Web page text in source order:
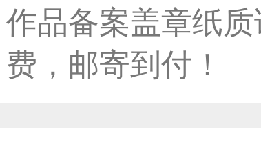
恭喜131****1475
作品备案盖章纸
费，邮寄到付！